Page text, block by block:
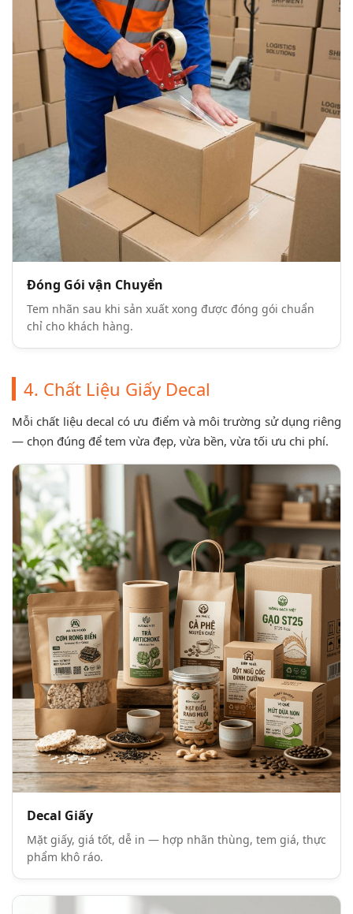
Đóng Gói vận Chuyển
Tem nhãn sau khi sản xuất xong được đóng gói chuẩn
chỉ cho khách hàng.
4. Chất Liệu Giấy Decal
Mỗi chất liệu decal có ưu điểm và môi trường sử dụng riêng
— chọn đúng để tem vừa đẹp, vừa bền, vừa tối ưu chi phí.
Decal Giấy
Mặt giấy, giá tốt, dễ in — hợp nhãn thùng, tem giá, thực
phẩm khô ráo.